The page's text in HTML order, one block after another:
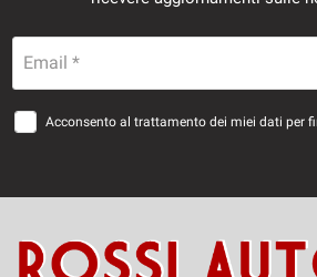
Email *
Acconsento al trattamento dei miei dati per